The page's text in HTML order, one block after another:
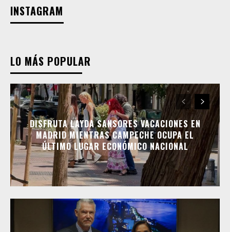
INSTAGRAM
LO MÁS POPULAR
DISFRUTA LAYDA SANSORES VACACIONES EN
MADRID MIENTRAS CAMPECHE OCUPA EL
ÚLTIMO LUGAR ECONÓMICO NACIONAL